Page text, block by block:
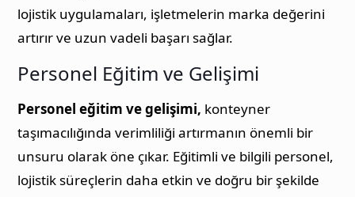
lojistik uygulamaları, işletmelerin marka değerini
artırır ve uzun vadeli başarı sağlar.
Personel Eğitim ve Gelişimi
Personel eğitim ve gelişimi, konteyner
taşımacılığında verimliliği artırmanın önemli bir
unsuru olarak öne çıkar. Eğitimli ve bilgili personel,
lojistik süreçlerin daha etkin ve doğru bir şekilde